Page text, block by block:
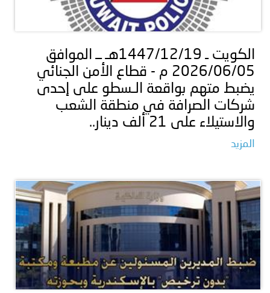
الكويت ـ 1447/12/19هـ ــ الموافق
2026/06/05 م - قطاع الأمن الجنائي
يضبط متهم بواقعة الـسطو على إحدى
شركات الصرافة في منطقة الشعب
والاستيلاء على 21 ألف دينار..
المزيد